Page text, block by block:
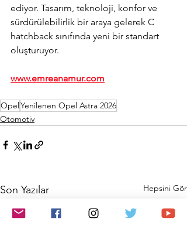
ediyor. Tasarım, teknoloji, konfor ve
sürdürülebilirlik bir araya gelerek C
hatchback sınıfında yeni bir standart
oluşturuyor.
www.emreanamur.com
OpelYenilenen Opel Astra 2026
Otomotiv
Son Yazılar Hepsini Gör